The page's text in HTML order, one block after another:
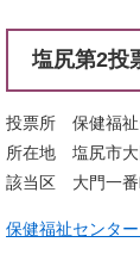
塩尻第2投
投票所 保健福
所在地 塩尻市大
該当区 大門一番
保健福祉センタ